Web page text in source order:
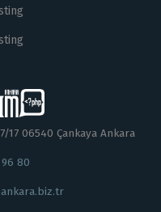
17 06540 Çankaya Ankara
80